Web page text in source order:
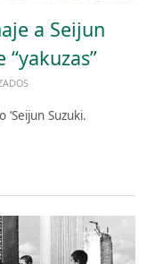
a Seijun
Suzuki.